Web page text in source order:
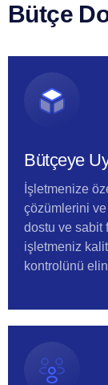
Bütçe
Bütçeye
İşletmenize
çözümlerini
dostu ve sabit
işletmeniz
kontrolünü